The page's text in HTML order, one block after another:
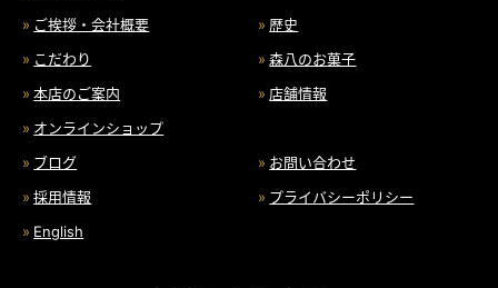
ご挨拶・会社概要
歴史
こだわり
森八のお菓子
本店のご案内
店舗情報
オンラインショップ
ブログ
お問い合わせ
採用情報
プライバシーポリシー
English